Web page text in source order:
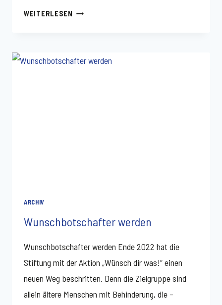
WEITERLESEN FÖRDERPREIS
ARCHIV
Wunschbotschafter werden
Wunschbotschafter werden Ende 2022 hat die
Stiftung mit der Aktion „Wünsch dir was!“ einen
neuen Weg beschritten. Denn die Zielgruppe sind
allein ältere Menschen mit Behinderung, die –